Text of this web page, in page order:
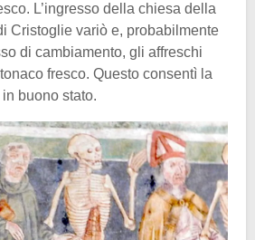
L’ingresso della chiesa della
Cristoglie variò e, probabilmente
di cambiamento, gli affreschi
fresco. Questo consentì la
buono stato.